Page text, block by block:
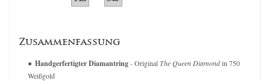
Zusammenfassung
Handgerfertigter Diamantring- OriginalThe Queen Diamondin 750
Weißgold